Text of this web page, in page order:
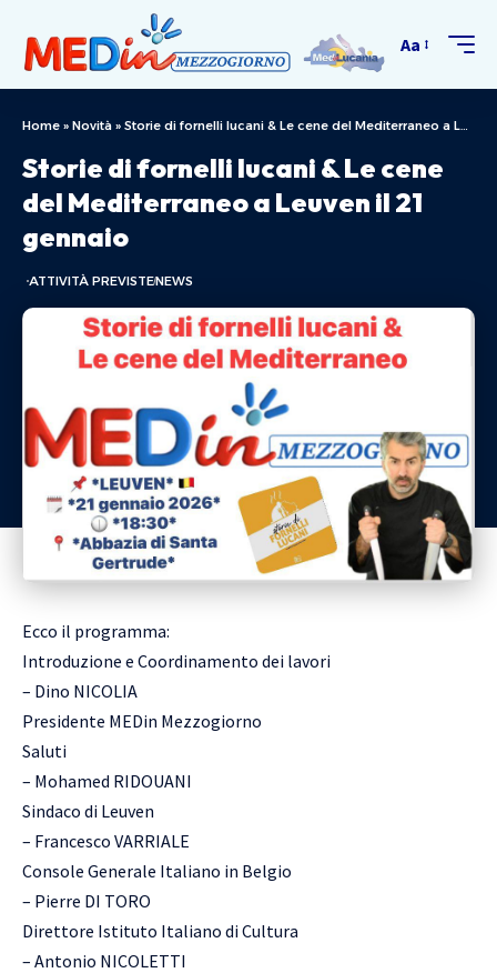
Aa
Home » Novità » Storie di fornelli lucani & Le cene del Mediterraneo a Leuven il 21 gennaio
Storie di fornelli lucani & Le cene
del Mediterraneo a Leuven il 21
gennaio
ATTIVITÀ PREVISTENEWS
Ecco il programma:
Introduzione e Coordinamento dei lavori
– Dino NICOLIA
Presidente MEDin Mezzogiorno
Saluti
– Mohamed RIDOUANI
Sindaco di Leuven
– Francesco VARRIALE
Console Generale Italiano in Belgio
– Pierre DI TORO
Direttore Istituto Italiano di Cultura
– Antonio NICOLETTI